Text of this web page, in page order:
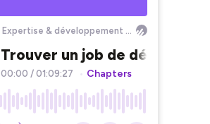
AXOPEN - Expertise & développement informatique
Trouver un job de
00:00 / 01:09:27 Chapters